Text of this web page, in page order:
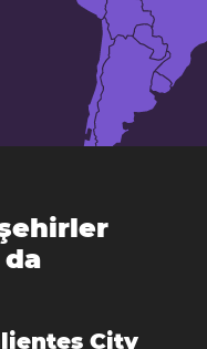
da
City